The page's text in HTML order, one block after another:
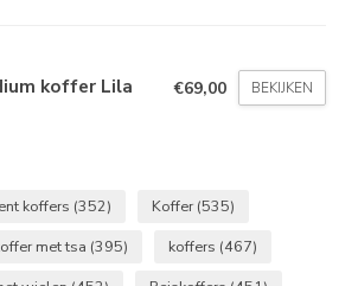
koffer Lila €69,00 BEKIJKEN
koffers (352) Koffer (535)
met tsa (395) koffers (467)